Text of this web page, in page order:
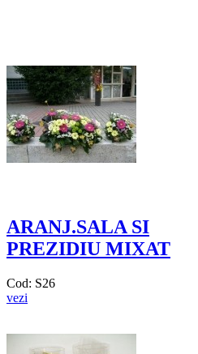
ARANJ.SALA SI
PREZIDIU MIXAT
Cod: S26
vezi